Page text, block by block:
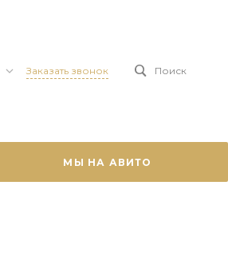
Заказать звонок Поиск
МЫ НА АВИТО